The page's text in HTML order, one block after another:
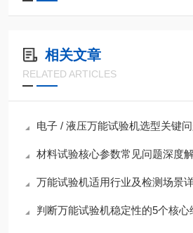
相关文章
RELATED ARTICLES
电子 / 液压万能试验机选型关键
材料试验核心参数常见问题深度
万能试验机适用行业及检测场景
判断万能试验机稳定性的5个核心